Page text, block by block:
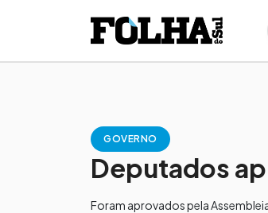
GOVERNO
Deputados
Foram aprovados pela